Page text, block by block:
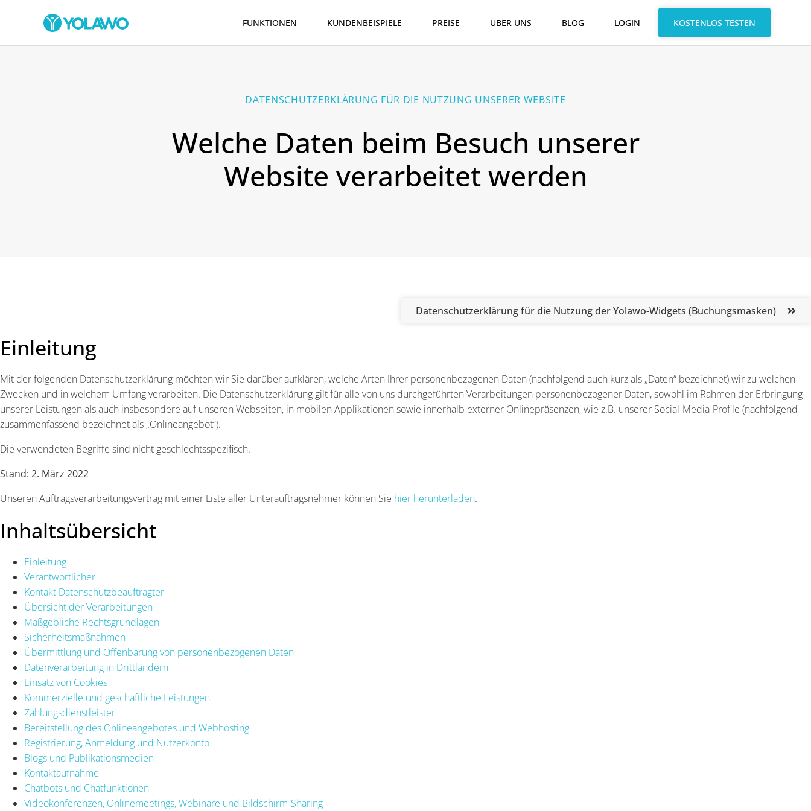
FUNKTIONEN KUNDENBEISPIELE PREISE ÜBER UNS BLOG LOGIN KOSTENLOS TESTEN
DATENSCHUTZERKLÄRUNG FÜR DIE NUTZUNG UNSERER WEBSITE
Welche Daten beim Besuch unserer
Website verarbeitet werden
Datenschutzerklärung für die Nutzung der Yolawo-Widgets (Buchungsmasken)
Einleitung
Mit der folgenden Datenschutzerklärung möchten wir Sie darüber aufklären, welche Arten Ihrer personenbezogenen Daten (nachfolgend auch kurz als „Daten“ bezeichnet) wir zu welchen
Zwecken und in welchem Umfang verarbeiten. Die Datenschutzerklärung gilt für alle von uns durchgeführten Verarbeitungen personenbezogener Daten, sowohl im Rahmen der Erbringung
unserer Leistungen als auch insbesondere auf unseren Webseiten, in mobilen Applikationen sowie innerhalb externer Onlinepräsenzen, wie z.B. unserer Social-Media-Profile (nachfolgend
zusammenfassend bezeichnet als „Onlineangebot“).
Die verwendeten Begriffe sind nicht geschlechtsspezifisch.
Stand: 2. März 2022
Unseren Auftragsverarbeitungsvertrag mit einer Liste aller Unterauftragsnehmer können Sie hier herunterladen.
Inhaltsübersicht
Einleitung
Verantwortlicher
Kontakt Datenschutzbeauftragter
Übersicht der Verarbeitungen
Maßgebliche Rechtsgrundlagen
Sicherheitsmaßnahmen
Übermittlung und Offenbarung von personenbezogenen Daten
Datenverarbeitung in Drittländern
Einsatz von Cookies
Kommerzielle und geschäftliche Leistungen
Zahlungsdienstleister
Bereitstellung des Onlineangebotes und Webhosting
Registrierung, Anmeldung und Nutzerkonto
Blogs und Publikationsmedien
Kontaktaufnahme
Chatbots und Chatfunktionen
Videokonferenzen, Onlinemeetings, Webinare und Bildschirm-Sharing